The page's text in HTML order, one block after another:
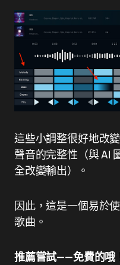
這些小調整很好地改
聲音的完整性（與 AI
全改變輸出）。
因此，這是一個易於
歌曲。
推薦嘗試——免費的哦